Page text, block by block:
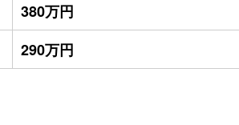
380万円
290万円